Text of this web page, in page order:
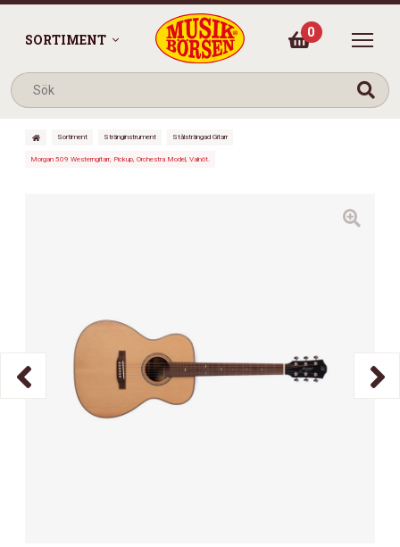
SORTIMENT 0
Sortiment Stränginstrument Stålsträngad Gitarr
Morgan 509 Westerngitarr, Pickup, Orchestra Model, Valnöt.